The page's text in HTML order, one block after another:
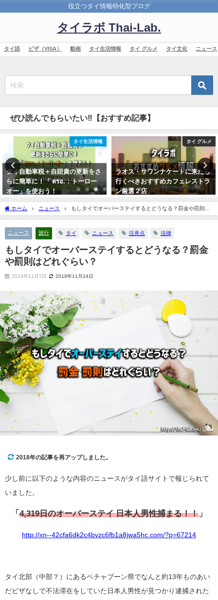
役立つタイ情報特化型ブログ
タイラボ Thai-Lab.
タイ語 ビザ（VISA） 動画 タイ生活情報 タイ グルメ タイ文化 ニュース
ぜひ読んでもらいたい‼【おすすめ記事】
タイ グルメ
ラオス・サワンナケートに来たら
行くべきおすすめカフェレストラ
ン厳選２店
その他
過去三ヶ月でよく読まれた記事ト
ップ１０〔2017/06-08〕
2017年9月5日
ホーム ニュース
もしタイでオーバーステイするとどうなる？罰金や罰則は
どれぐらい？
ニュース 旅行 タイ ニュース 注意点 法律
もしタイでオーバーステイするとどうなる？罰金
や罰則はどれぐらい？
2019年11月7日 2019年11月24日
2018年の記事を再アップしました。
少し前に以下のような内容のニュースがタイ語サイトで報じられて
いました。
「 4,319日のオーバーステイ 日本人男性捕まる！！ 」
http://xn--42cfa6dk2c4bvzc6fb1a8jwa5hc.com/?p=67214
タイ北部（中部？）にあるペチャブーン県でなんと約13年ものあい
だビザなしで不法滞在をしていた日本人男性が見つかり逮捕された